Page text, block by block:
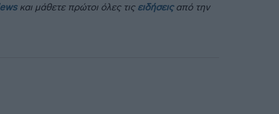
και μάθετε πρώτοι όλες τις ειδήσειςαπό την